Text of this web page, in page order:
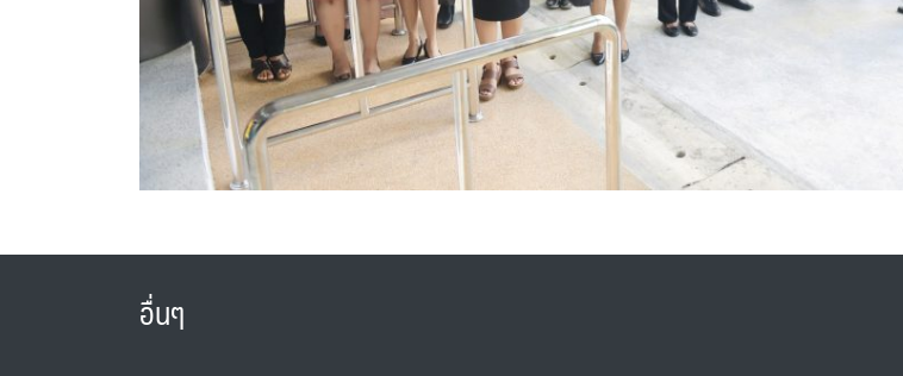
อื่นๆ